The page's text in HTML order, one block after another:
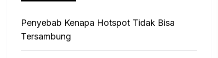
Penyebab Kenapa Hotspot Tidak Bisa
Tersambung